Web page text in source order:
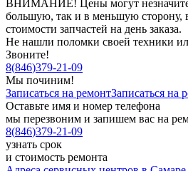
ВНИМАНИЕ! Цены могут
большую, так и в меньшую сторону,
стоимости запчастей на день заказа.
Не нашли поломки своей техники
Звоните!
8(846)379-21-09
Мы починим!
Записаться на ремонтЗаписаться на
Оставьте имя и номер телефона
мы перезвоним и запишем вас на
8(846)379-21-09
узнать срок
и стоимость ремонта